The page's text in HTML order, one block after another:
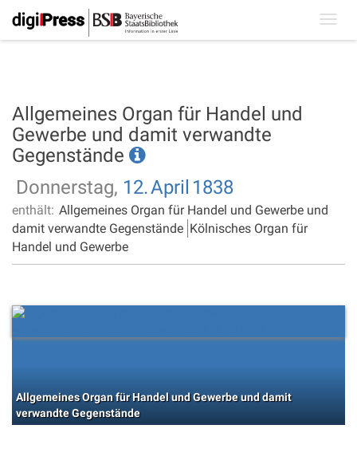
Allgemeines Organ für Handel und
Gewerbe und damit verwandte
Gegenstände
Donnerstag, 12.April 1838
enthält: Allgemeines Organ für Handel und Gewerbe und
damit verwandte Gegenstände Kölnisches Organ für
Handel und Gewerbe
Allgemeines Organ für Handel und Gewerbe und damit
verwandte Gegenstände